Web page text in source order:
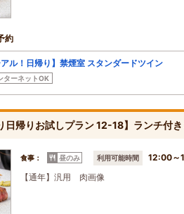
約
ル！日帰り】禁煙室 スタンダードツイン
ターネットOK
日帰りお試しプラン 12-18】ランチ付
食事： 昼のみ 利用可能時間
12:00～
【通年】汎用 肉画像